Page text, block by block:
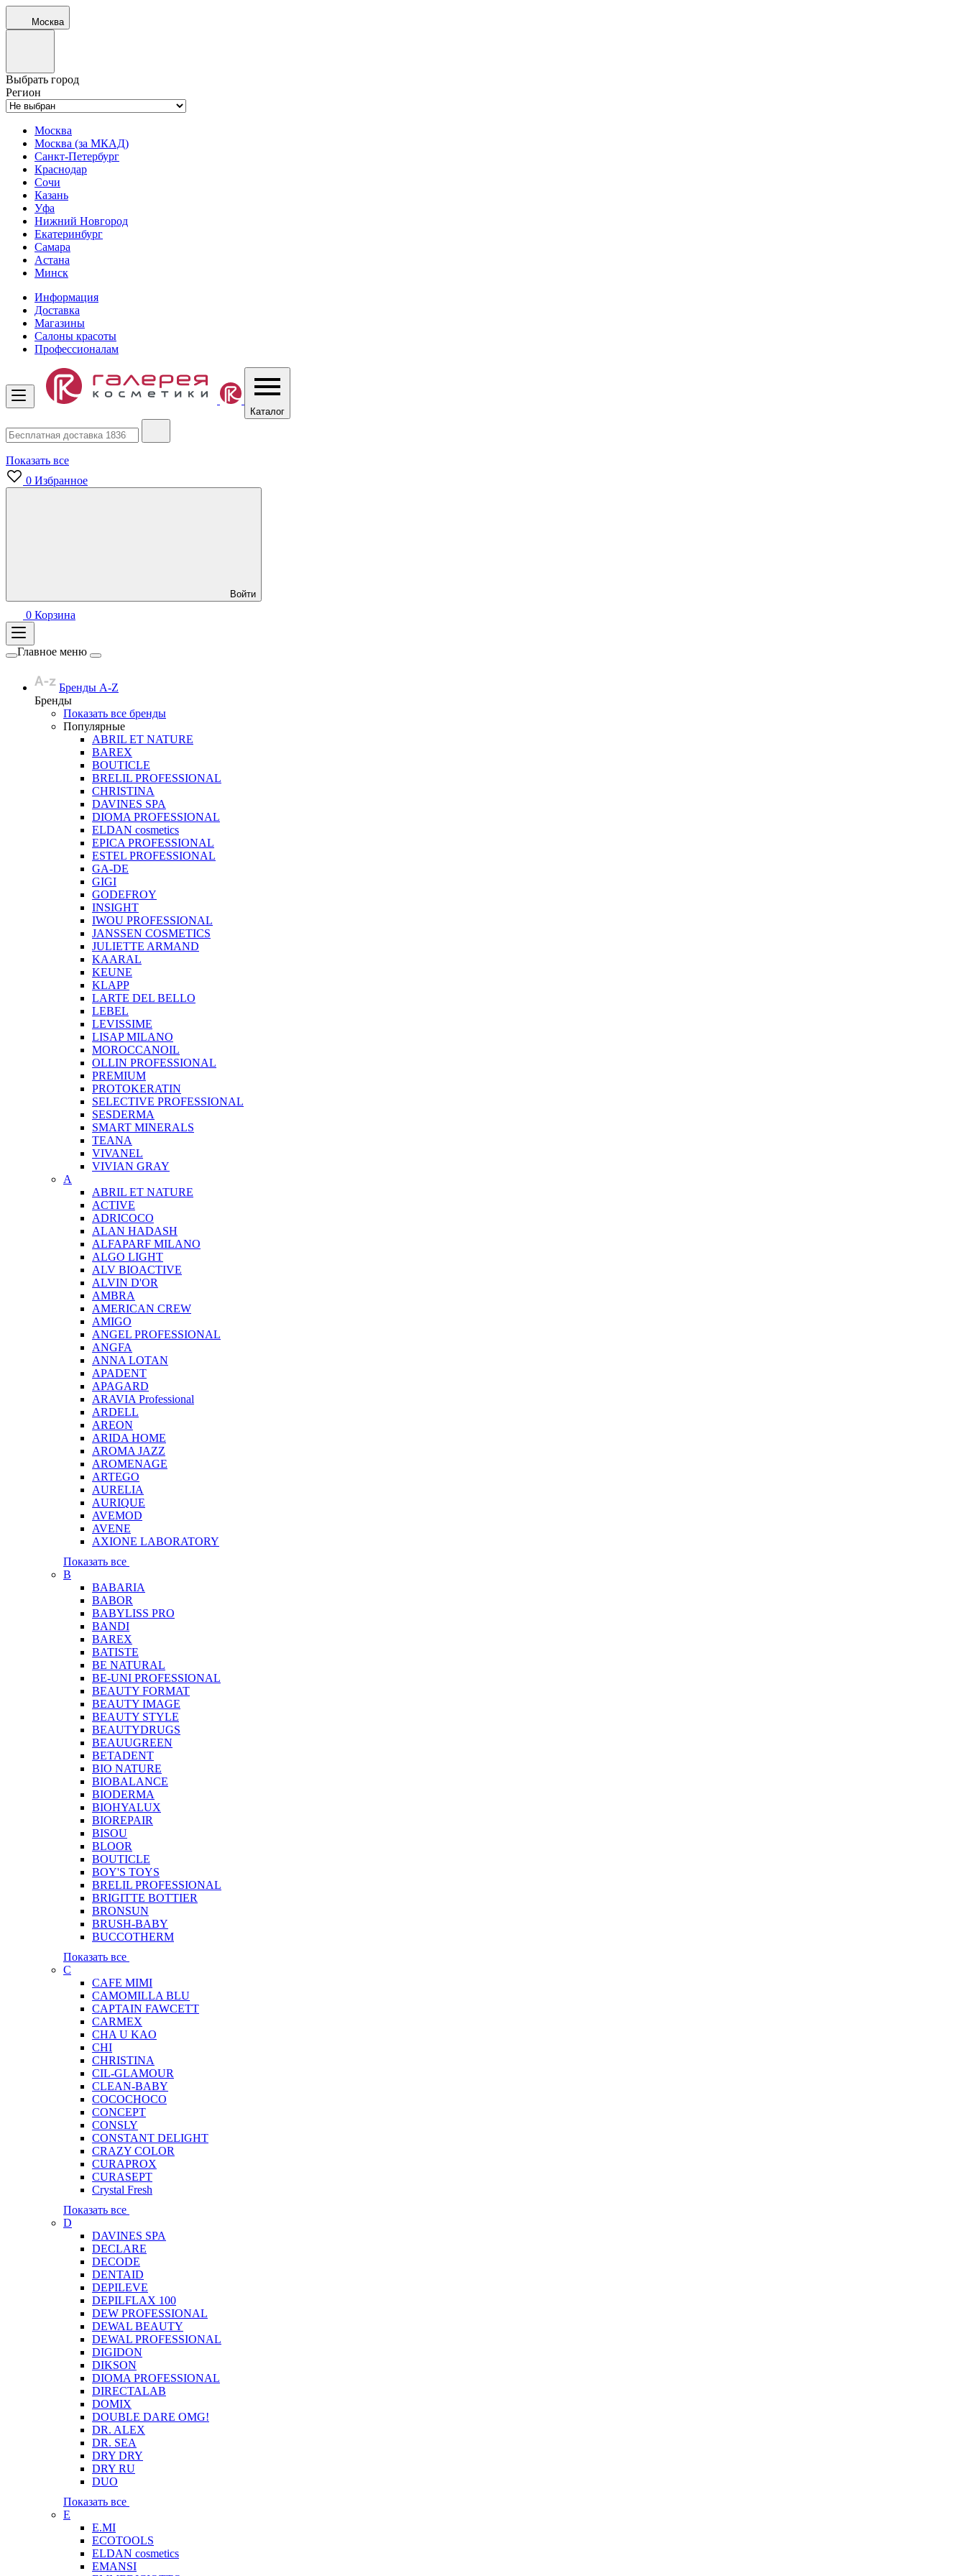
Москва
Выбрать город
Регион
Москва
Москва (за МКАД)
Санкт-Петербург
Краснодар
Сочи
Казань
Уфа
Нижний Новгород
Екатеринбург
Самара
Астана
Минск
Информация
Доставка
Магазины
Салоны красоты
Профессионалам
Каталог
Показать все
0 Избранное
Войти
0 Корзина
Главное меню
Бренды A-Z
Бренды
Показать все бренды
Популярные
ABRIL ET NATURE
BAREX
BOUTICLE
BRELIL PROFESSIONAL
CHRISTINA
DAVINES SPA
DIOMA PROFESSIONAL
ELDAN cosmetics
EPICA PROFESSIONAL
ESTEL PROFESSIONAL
GA-DE
GIGI
GODEFROY
INSIGHT
IWOU PROFESSIONAL
JANSSEN COSMETICS
JULIETTE ARMAND
KAARAL
KEUNE
KLAPP
LARTE DEL BELLO
LEBEL
LEVISSIME
LISAP MILANO
MOROCCANOIL
OLLIN PROFESSIONAL
PREMIUM
PROTOKERATIN
SELECTIVE PROFESSIONAL
SESDERMA
SMART MINERALS
TEANA
VIVANEL
VIVIAN GRAY
A
ABRIL ET NATURE
ACTIVE
ADRICOCO
ALAN HADASH
ALFAPARF MILANO
ALGO LIGHT
ALV BIOACTIVE
ALVIN D'OR
AMBRA
AMERICAN CREW
AMIGO
ANGEL PROFESSIONAL
ANGFA
ANNA LOTAN
APADENT
APAGARD
ARAVIA Professional
ARDELL
AREON
ARIDA HOME
AROMA JAZZ
AROMENAGE
ARTEGO
AURELIA
AURIQUE
AVEMOD
AVENE
AXIONE LABORATORY
Показать все
B
BABARIA
BABOR
BABYLISS PRO
BANDI
BAREX
BATISTE
BE NATURAL
BE-UNI PROFESSIONAL
BEAUTY FORMAT
BEAUTY IMAGE
BEAUTY STYLE
BEAUTYDRUGS
BEAUUGREEN
BETADENT
BIO NATURE
BIOBALANCE
BIODERMA
BIOHYALUX
BIOREPAIR
BISOU
BLOOR
BOUTICLE
BOY'S TOYS
BRELIL PROFESSIONAL
BRIGITTE BOTTIER
BRONSUN
BRUSH-BABY
BUCCOTHERM
Показать все
C
CAFE MIMI
CAMOMILLA BLU
CAPTAIN FAWCETT
CARMEX
CHA U KAO
CHI
CHRISTINA
CIL-GLAMOUR
CLEAN-BABY
COCOCHOCO
CONCEPT
CONSLY
CONSTANT DELIGHT
CRAZY COLOR
CURAPROX
CURASEPT
Crystal Fresh
Показать все
D
DAVINES SPA
DECLARE
DECODE
DENTAID
DEPILEVE
DEPILFLAX 100
DEW PROFESSIONAL
DEWAL BEAUTY
DEWAL PROFESSIONAL
DIGIDON
DIKSON
DIOMA PROFESSIONAL
DIRECTALAB
DOMIX
DOUBLE DARE OMG!
DR. ALEX
DR. SEA
DRY DRY
DRY RU
DUO
Показать все
E
E.MI
ECOTOOLS
ELDAN cosmetics
EMANSI